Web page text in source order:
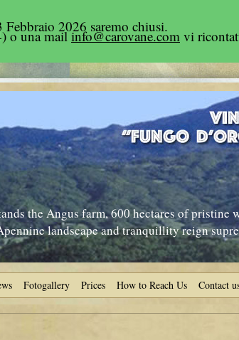
Febbraio 2026 saremo chiusi.
o una mailinfo@carovane.com vi
the Angus farm, 600 hectares of pristine
landscape and tranquillity reign
Fotogallery Prices How to Reach Us Contact